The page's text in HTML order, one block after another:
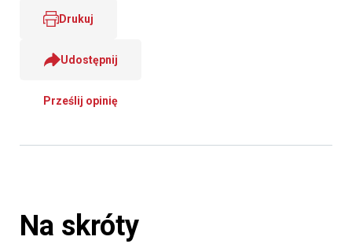
Drukuj
Udostępnij
Prześlij opinię
Na skróty